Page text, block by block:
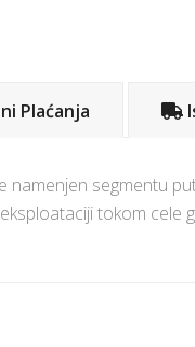
Plaćanja
segmentu
tokom cele